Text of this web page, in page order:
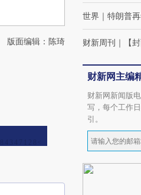
版面编辑：陈琦
世界 ｜ 特朗普
财新周刊 ｜ 【
财新网主编
财新网新闻版
写，每个工作
引。